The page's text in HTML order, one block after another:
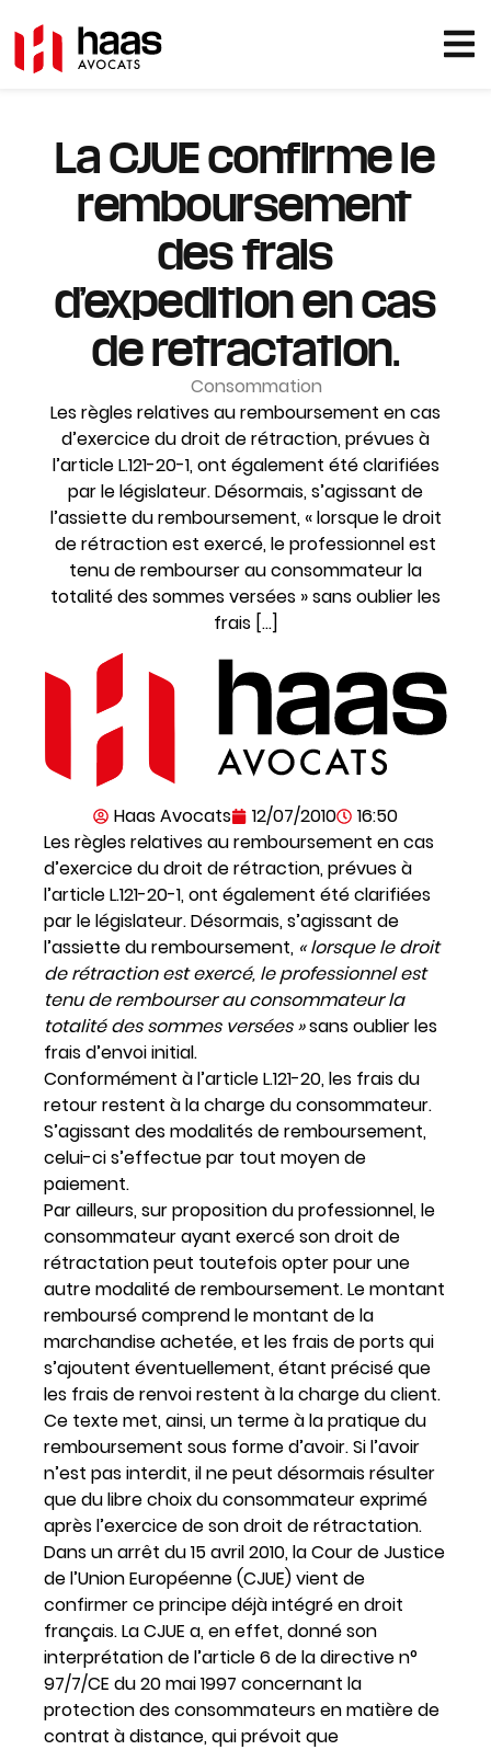
La CJUE confirme le
remboursement
des frais
d’expedition en cas
de retractation.
Consommation
Les règles relatives au remboursement en cas
d’exercice du droit de rétraction, prévues à
l’article L.121-20-1, ont également été clarifiées
par le législateur. Désormais, s’agissant de
l’assiette du remboursement, « lorsque le droit
de rétraction est exercé, le professionnel est
tenu de rembourser au consommateur la
totalité des sommes versées » sans oublier les
frais […]
Haas Avocats 12/07/2010
16:50
Les règles relatives au remboursement en cas
d’exercice du droit de rétraction, prévues à
l’article L.121-20-1, ont également été clarifiées
par le législateur. Désormais, s’agissant de
l’assiette du remboursement, « lorsque le droit
de rétraction est exercé, le professionnel est
tenu de rembourser au consommateur la
totalité des sommes versées »sans oublier les
frais d’envoi initial.
Conformément à l’article L.121-20, les frais du
retour restent à la charge du consommateur.
S’agissant des modalités de remboursement,
celui-ci s’effectue par tout moyen de
paiement.
Par ailleurs, sur proposition du professionnel, le
consommateur ayant exercé son droit de
rétractation peut toutefois opter pour une
autre modalité de remboursement. Le montant
remboursé comprend le montant de la
marchandise achetée, et les frais de ports qui
s’ajoutent éventuellement, étant précisé que
les frais de renvoi restent à la charge du client.
Ce texte met, ainsi, un terme à la pratique du
remboursement sous forme d’avoir. Si l’avoir
n’est pas interdit, il ne peut désormais résulter
que du libre choix du consommateur exprimé
après l’exercice de son droit de rétractation.
Dans un arrêt du 15 avril 2010, la Cour de Justice
de l’Union Européenne (CJUE) vient de
confirmer ce principe déjà intégré en droit
français. La CJUE a, en effet, donné son
interprétation de l’article 6 de la directive n°
97/7/CE du 20 mai 1997 concernant la
protection des consommateurs en matière de
contrat à distance, qui prévoit que